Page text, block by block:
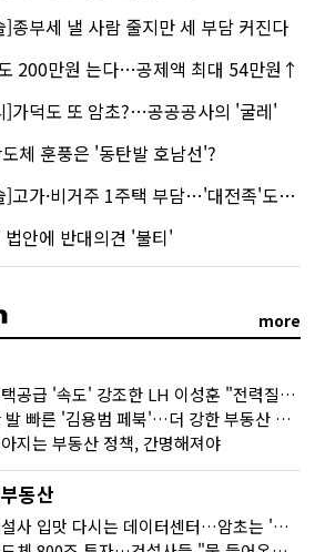
종부세 낼 사람 줄지만 세 부담 커진다
200만원 는다…공제액 최대 54만원↑
]가덕도 또 암초?…공공공사의 '굴레'
체 훈풍은 '동탄발 호남선'?
가·비거주 1주택 부담…'대전족'도 불똥
안에 반대의견 '불티'
more
주택공급 '속도' 강조한 LH 이성훈 "전력질주해야"
한 발 빠른 '김용범 페북'…더 강한 부동산 규제 나오나
지는 부동산 정책, 간명해져야
동산
건설사 입맛 다시는 데이터센터…암초는 '주민 반대'